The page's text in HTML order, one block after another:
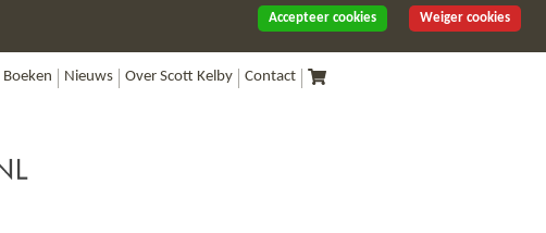
Boeken Nieuws Over Scott Kelby Contact
Weiger cookies
Accepteer cookies